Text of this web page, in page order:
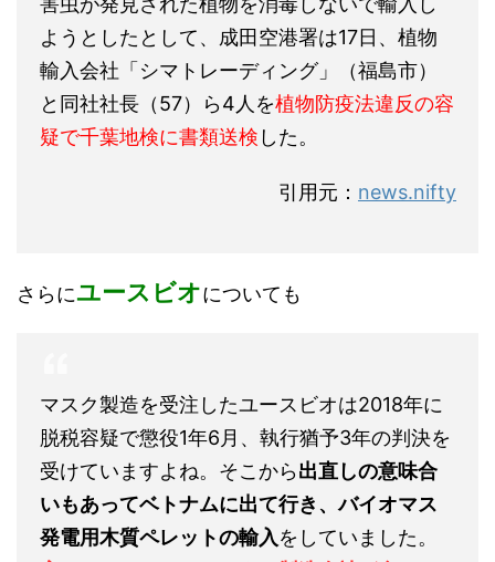
ようとしたとして、成田空港署は17日、植物
輸入会社「シマトレーディング」（福島市）
と同社社長（57）ら4人を植物防疫法違反の容
疑で千葉地検に書類送検 した。
引用元： news.nifty
さらにユースビオについても
マスク製造を受注したユースビオは2018年に
脱税容疑で懲役1年6月、執行猶予3年の判決を
受けていますよね。そこから出直しの意味合
いもあってベトナムに出て行き、バイオマス
発電用木質ペレットの輸入をしていました。